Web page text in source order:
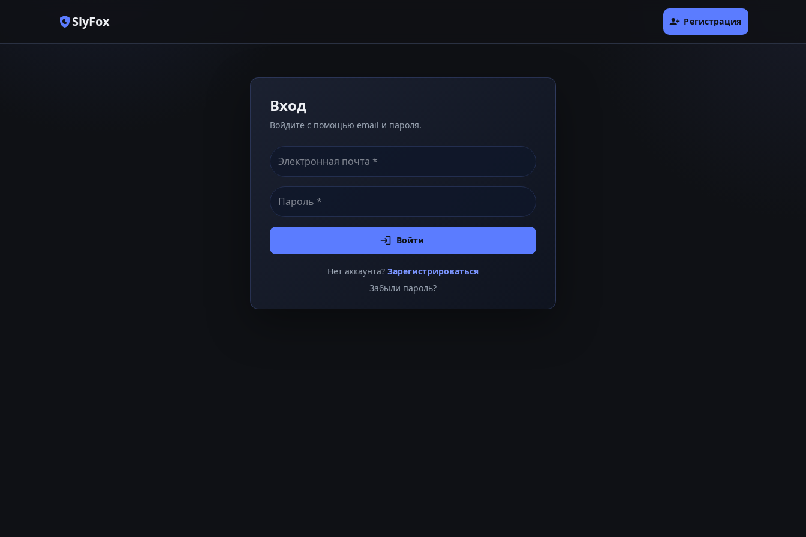
SlyFox Регистрация
Вход
Войдите с помощью email и пароля.
Войти
Нет аккаунта? Зарегистрироваться
Забыли пароль?